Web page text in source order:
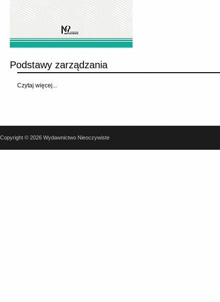
Podstawy zarządzania
Czytaj więcej...
Copyright © 2026 Wydawnictwo Nieoczywiste